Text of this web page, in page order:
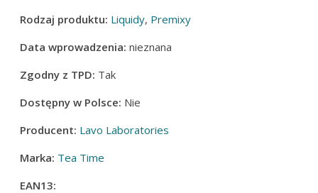
Rodzaj produktu: Liquidy, Premixy
Data wprowadzenia:nieznana
Zgodny z TPD: Tak
Dostępny w Polsce: Nie
Producent: Lavo Laboratories
Marka: Tea Time
EAN13: